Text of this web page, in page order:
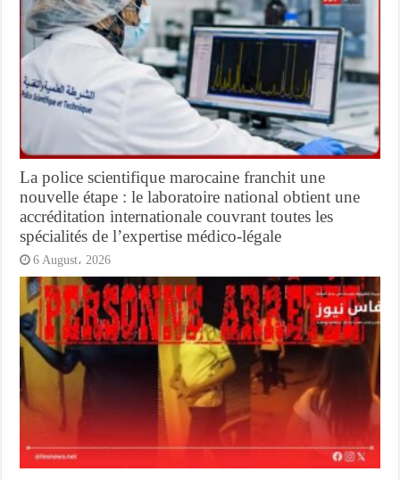
La police scientifique marocaine franchit une
nouvelle étape : le laboratoire national obtient une
accréditation internationale couvrant toutes les
spécialités de l’expertise médico-légale
6 August، 2026